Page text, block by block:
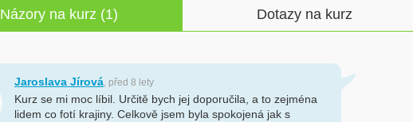
Názory na kurz (1) Dotazy na kurz
Jaroslava Jírová, před 8 lety
Kurz se mi moc líbil. Určitě bych jej doporučila, a to zejména
lidem co fotí krajiny. Celkově jsem byla spokojená jak s